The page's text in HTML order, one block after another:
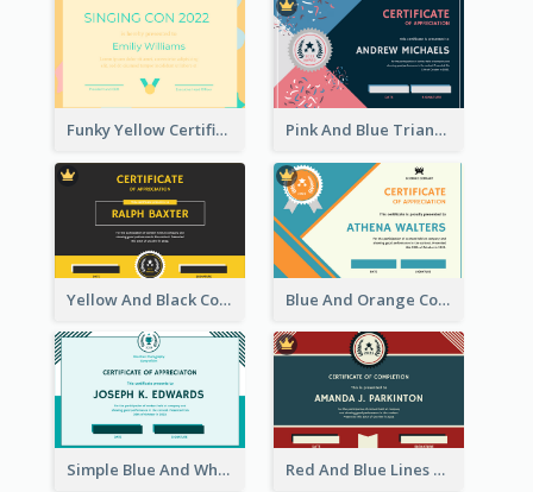
Funky Yellow Certificate Of Singing Content Champion Pink And Blue Triangles Confetti Celebration Certificate
Yellow And Black Contrast Simple Certificate Blue And Orange Company Triangles With Badge Certificate
Simple Blue And White Rectangle Certificate Red And Blue Lines And Badge Completion Certificate